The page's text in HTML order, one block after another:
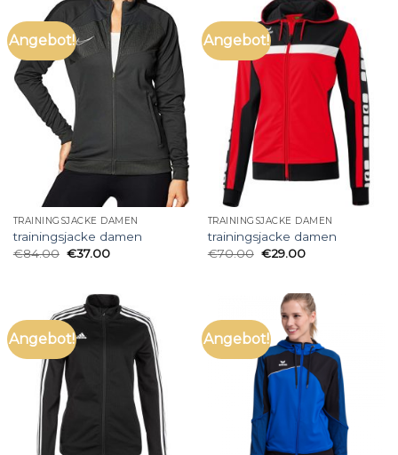
Angebot!
TRAININGSJACKE DAMEN
trainingsjacke damen
€84.00 €37.00
Angebot!
TRAININGSJACKE DAMEN
trainingsjacke damen
€70.00 €29.00
Angebot! Angebot!